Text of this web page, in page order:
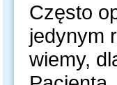
Często
jedynym
wiemy,